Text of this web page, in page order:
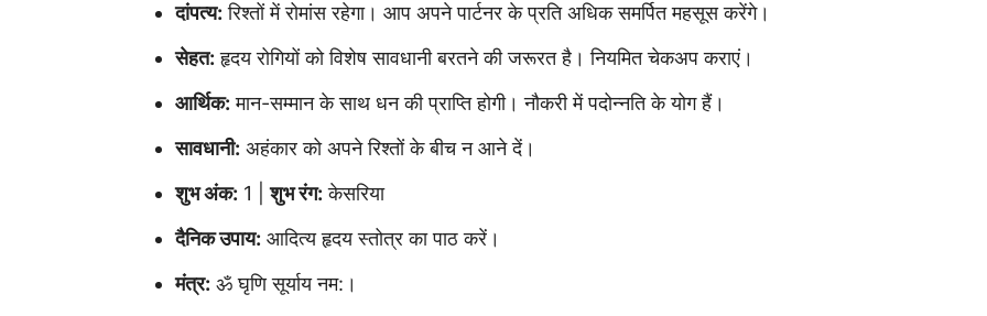
दांपत्य: रिश्तों में रोमांस रहेगा। आप अपने पार्टनर के प्रति अधिक समर्पित महसूस करेंगे।
सेहत: हृदय रोगियों को विशेष सावधानी बरतने की जरूरत है। नियमित चेकअप कराएं।
आर्थिक: मान-सम्मान के साथ धन की प्राप्ति होगी। नौकरी में पदोन्नति के योग हैं।
सावधानी: अहंकार को अपने रिश्तों के बीच न आने दें।
शुभ अंक: 1 |शुभ रंग: केसरिया
दैनिक उपाय: आदित्य हृदय स्तोत्र का पाठ करें।
मंत्र: ॐ घृणि सूर्याय नम:।